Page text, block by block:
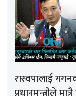
रास्वपालाई